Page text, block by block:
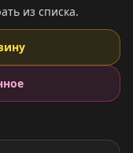
из списка.